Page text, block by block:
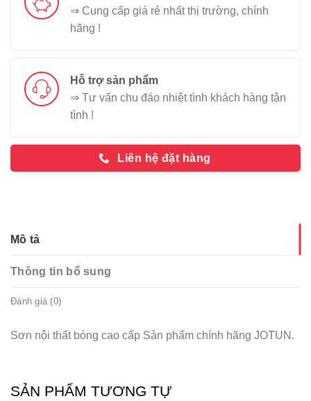
⇒ Cung cấp giá rẻ nhất thị trường, chính
hãng !
Hỗ trợ sản phẩm
⇒ Tư vấn chu đáo nhiệt tình khách hàng tận
tình !
Liên hệ đặt hàng
Mô tả
Thông tin bổ sung
Đánh giá (0)
Sơn nội thất bóng cao cấp Sản phẩm chính hãng JOTUN.
SẢN PHẨM TƯƠNG TỰ